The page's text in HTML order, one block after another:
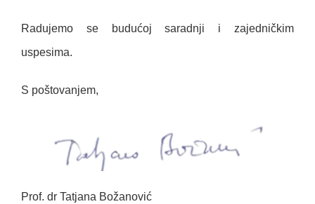
Radujemo se budućoj saradnji i zajedničkim
uspesima.
S poštovanjem,
Prof. dr Tatjana Božanović